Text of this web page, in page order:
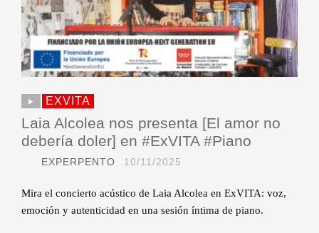
EXVITA
Laia Alcolea nos presenta [El amor no
debería doler] en #ExVITA #Piano
EXPERPENTO 10/11/2025
Mira el concierto acústico de Laia Alcolea en ExVITA: voz,
emoción y autenticidad en una sesión íntima de piano.